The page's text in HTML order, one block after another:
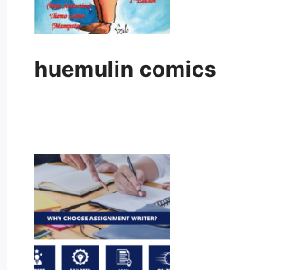
huemulin comics